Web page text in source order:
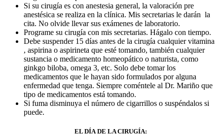
Si su cirugía es con anestesia general, la valoración pre
anestésica se realiza en la clínica. Mis secretarias le darán la
cita. No olvide llevar sus exámenes de laboratorio.
Programe su cirugía con mis secretarias. Hágalo con tiempo.
Debe suspender 15 días antes de la cirugía cualquier vitamina
, aspirina o aspirineta que esté tomando, también cualquier
sustancia o medicamento homeopático o naturista, como
ginkgo biloba, omega 3, etc. Solo debe tomar los
medicamentos que le hayan sido formulados por alguna
enfermedad que tenga. Siempre coméntele al Dr. Mariño que
tipo de medicamentos está tomando.
Si fuma disminuya el número de cigarrillos o suspéndalos si
puede.
EL DÍA DE LA CIRUGÍA: